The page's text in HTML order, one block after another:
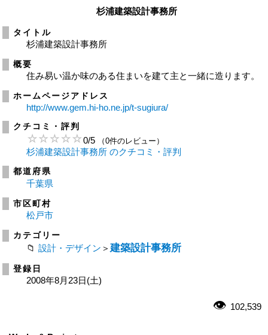
杉浦建築設計事務所
タイトル
杉浦建築設計事務所
概要
住み易い温か味のある住まいを建て主と一緒に造ります。
ホームページアドレス
http://www.gem.hi-ho.ne.jp/t-sugiura/
クチコミ・評判
0/5 （0件のレビュー）
杉浦建築設計事務所 のクチコミ・評判
都道府県
千葉県
市区町村
松戸市
カテゴリー
設計・デザイン ＞ 建築設計事務所
登録日
2008年8月23日(土)
102,539